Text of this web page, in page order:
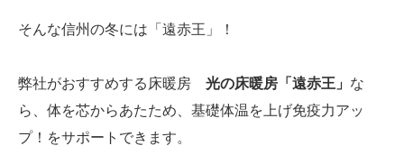
そんな信州の冬には「遠赤王」！
弊社がおすすめする床暖房 光の床暖房「遠赤王」 な
ら、体を芯からあたため、基礎体温を上げ免疫力アッ
プ！をサポートできます。